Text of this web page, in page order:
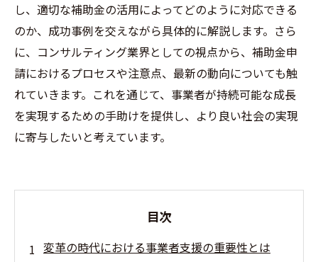
し、適切な補助金の活用によってどのように対応できる
のか、成功事例を交えながら具体的に解説します。さら
に、コンサルティング業界としての視点から、補助金申
請におけるプロセスや注意点、最新の動向についても触
れていきます。これを通じて、事業者が持続可能な成長
を実現するための手助けを提供し、より良い社会の実現
に寄与したいと考えています。
目次
変革の時代における事業者支援の重要性とは